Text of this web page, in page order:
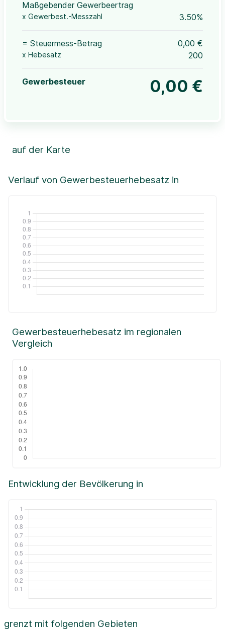
Maßgebender Gewerbeertrag
x Gewerbest.-Messzahl 3.50%
= Steuermess-Betrag 0,00 €
x Hebesatz 200
Gewerbesteuer 0,00 €
Verlauf von Gewerbesteuerhebesatz in
auf der Karte
+
Leaflet|©OpenStreetMap, ©CartoDB,
Entwicklung der Bevölkerung in
Gewerbesteuerhebesatz im regionalen
Vergleich
grenzt mit folgenden Gebieten